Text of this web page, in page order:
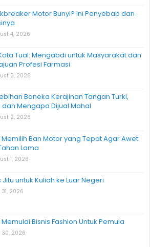
Motor Bunyi? Ini Penyebab dan
4, 2026
Tual: Mengabdi untuk Masyarakat dan
Profesi Farmasi
3, 2026
Boneka Kerajinan Tangan Turki,
dan Mengapa Dijual Mahal
2, 2026
Ban Motor yang Tepat Agar Awet
Lama
1, 2026
Jitu untuk Kuliah ke Luar Negeri
2026
Bisnis Fashion Untuk Pemula
30, 2026